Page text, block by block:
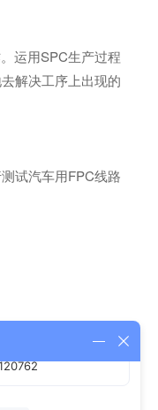
运用SPC生产过程
解决工序上出现的
试汽车用FPC线路
、调校内部性能参